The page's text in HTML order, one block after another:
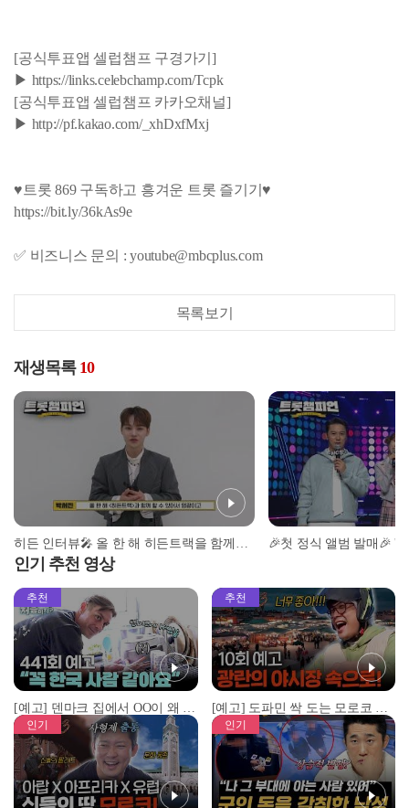
[공식투표앱 셀럽챔프 구경가기]
▶ https://links.celebchamp.com/Tcpk
[공식투표앱 셀럽챔프 카카오채널]
▶ http://pf.kakao.com/_xhDxfMxj
♥트롯 869 구독하고 흥겨운 트롯 즐기기♥
https://bit.ly/36kAs9e
✅ 비즈니스 문의 : youtube@mbcplus.com
목록보기
재생목록 10
히든 인터뷰🎤 올 한 해 히든트랙을 함께한 소감과✨ 요즘 가장 많이 듣는 '숨은 명곡'은? l 트롯챔피언 l EP.53
인기 추천 영상
추천
[예고] 덴마크 집에서 OO이 왜 나와...? 이상할 정도로 한국을 사랑하는 우리 형을 제보합니다!
추천
[예고] 도파민 싹 도는 모로코 야시장 투어!
인기 인기